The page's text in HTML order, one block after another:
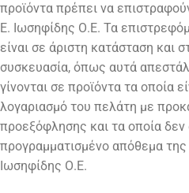
προϊόντα πρέπει να
Ε. Ιωσηφίδης Ο.Ε. Τα
είναι σε άριστη κατάσταση και
συσκευασία, όπως αυτά
γίνονται σε προϊόντα τα οποία
λογαριασμό του πελάτη με
προεξόφλησης και τα οποία δεν
προγραμματισμένο απόθεμα
Ιωσηφίδης Ο.Ε.